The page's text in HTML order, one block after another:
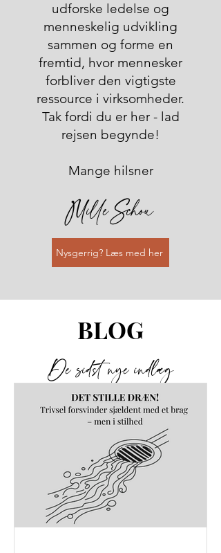
udforske ledelse og
menneskelig udvikling
sammen og forme en
fremtid, hvor mennesker
forbliver den vigtigste
ressource i virksomheder.
Tak fordi du er her - lad
rejsen begynde!
Mange hilsner
MilleSchou
Nysgerrig? Læs med her
BLOG
De sidst nye indlæg